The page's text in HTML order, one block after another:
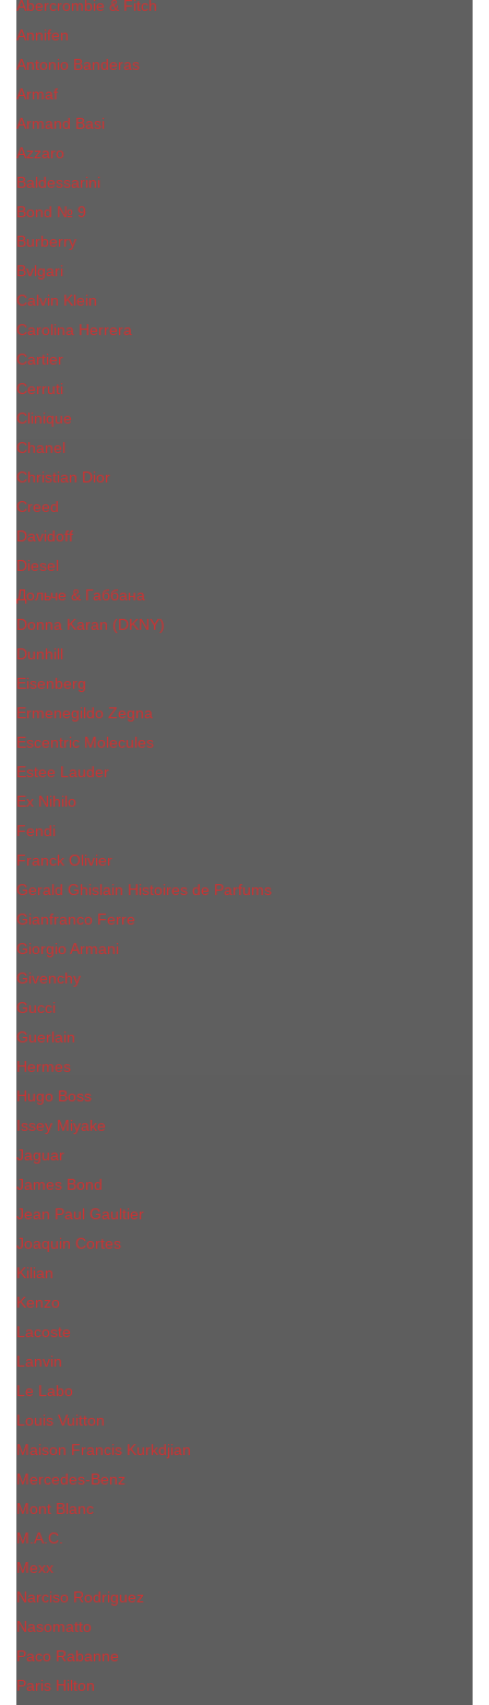
Abercrombie & Fitch
Annifen
Antonio Banderas
Armaf
Armand Basi
Azzaro
Baldessarini
Bond № 9
Burberry
Bvlgari
Calvin Klein
Carolina Herrera
Cartier
Cerruti
Сliniquе
Chanel
Christian Dior
Creed
Davidoff
Diesel
Дольче & Габбана
Donna Karan (DKNY)
Dunhill
Eisenberg
Ermenegildo Zegna
Escentric Molecules
Еsteе Lаudеr
Ex Nihilo
Fendi
Franck Olivier
Gerald Ghislain Histoires de Parfums
Gianfranco Ferre
Giorgio Armani
Givenchy
Gucci
Guerlain
Hermes
Hugo Boss
Issey Miyake
Jaguar
James Bond
Jean Paul Gaultier
Joaquin Сortes
Kilian
Kenzo
Lacoste
Lanvin
Le Labo
Louis Vuitton
Maison Francis Kurkdjian
Mercedes-Benz
Mont Blanc
M.А.C.
Mexx
Narciso Rodriguez
Nasomatto
Paco Rabanne
Paris Hilton